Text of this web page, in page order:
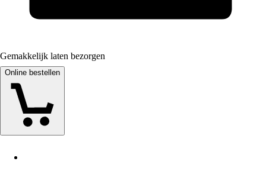
Gemakkelijk laten bezorgen
Online bestellen